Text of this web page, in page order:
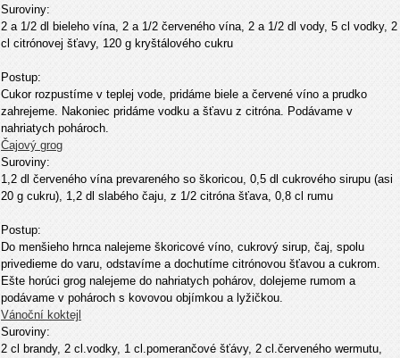
Suroviny:
2 a 1/2 dl bieleho vína, 2 a 1/2 červeného vína, 2 a 1/2 dl vody, 5 cl vodky, 2
cl citrónovej šťavy, 120 g kryštálového cukru
Postup:
Cukor rozpustíme v teplej vode, pridáme biele a červené víno a prudko
zahrejeme. Nakoniec pridáme vodku a šťavu z citróna. Podávame v
nahriatych pohároch.
Čajový grog
Suroviny:
1,2 dl červeného vína prevareného so škoricou, 0,5 dl cukrového sirupu (asi
20 g cukru), 1,2 dl slabého čaju, z 1/2 citróna šťava, 0,8 cl rumu
Postup:
Do menšieho hrnca nalejeme škoricové víno, cukrový sirup, čaj, spolu
privedieme do varu, odstavíme a dochutíme citrónovou šťavou a cukrom.
Ešte horúci grog nalejeme do nahriatych pohárov, dolejeme rumom a
podávame v pohároch s kovovou objímkou a lyžičkou.
Vánoční koktejl
Suroviny:
2 cl brandy, 2 cl.vodky, 1 cl.pomerančové šťávy, 2 cl.červeného wermutu,